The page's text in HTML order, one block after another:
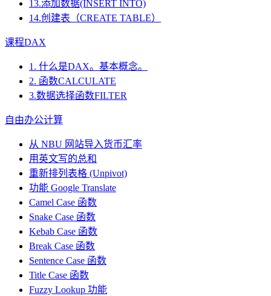
13.添加数据(INSERT INTO)
14.创建表（CREATE TABLE）
课程DAX
1. 什么是DAX。基本概念。
2. 函数CALCULATE
3.数据选择函数FILTER
自由办公计算
从 NBU 网站导入货币汇率
用英文写的总和
重新排列表格 (Unpivot)
功能 Google Translate
Camel Case 函数
Snake Case 函数
Kebab Case 函数
Break Case 函数
Sentence Case 函数
Title Case 函数
Fuzzy Lookup 功能